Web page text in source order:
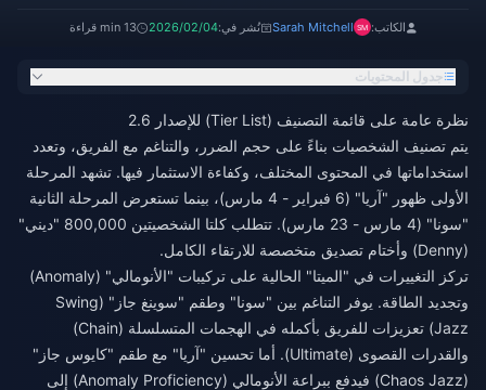
الكاتب: Sarah Mitchell نُشر في:2026/02/04 13 min قراءة
جدول المحتويات
نظرة عامة على قائمة التصنيف (Tier List) للإصدار 2.6
يتم تصنيف الشخصيات بناءً على حجم الضرر، والتناغم مع الفريق، وتعدد
استخداماتها في المحتوى المختلف، وكفاءة الاستثمار فيها. تشهد المرحلة
الأولى ظهور "آريا" (6 فبراير - 4 مارس)، بينما تستعرض المرحلة الثانية
"سونا" (4 مارس - 23 مارس). تتطلب كلتا الشخصيتين 800,000 "ديني"
(Denny) وأختام تصديق متخصصة للارتقاء الكامل.
تركز التغييرات في "الميتا" الحالية على تركيبات "الأنومالي" (Anomaly)
وتجديد الطاقة. يوفر التناغم بين "سونا" وطقم "سوينغ جاز" (Swing
Jazz) تعزيزات للفريق بأكمله في الهجمات المتسلسلة (Chain)
والقدرات القصوى (Ultimate). أما تحسين "آريا" مع طقم "كايوس جاز"
(Chaos Jazz) فيدفع ببراعة الأنومالي (Anomaly Proficiency) إلى